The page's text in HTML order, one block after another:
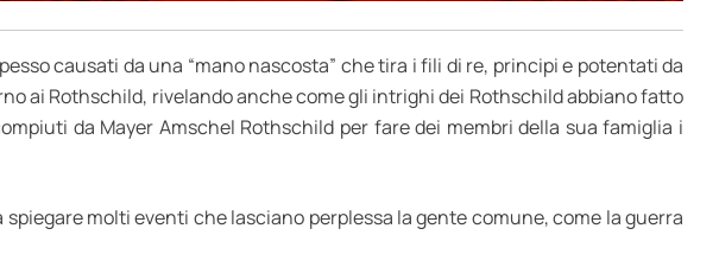
causati da una “mano nascosta” che tira i fili di re, principi e potentati da
ai Rothschild, rivelando anche come gli intrighi dei Rothschild abbiano fatto
da Mayer Amschel Rothschild per fare dei membri della sua famiglia i
molti eventi che lasciano perplessa la gente comune, come la guerra